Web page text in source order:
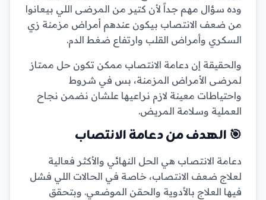
وده سؤال مهم جداً لأن كتير من المرضى اللي بيعانوا
من ضعف الانتصاب بيكون عندهم أمراض مزمنة زي
السكري وأمراض القلب وارتفاع ضغط الدم.
والحقيقة إن دعامة الانتصاب ممكن تكون حل ممتاز
لمرضى الأمراض المزمنة، بس في شروط
واحتياطات معينة لازم نراعيها علشان نضمن نجاح
العملية وسلامة المريض.
🎯 الهدف من دعامة الانتصاب
دعامة الانتصاب هي الحل النهائي والأكثر فعالية
لعلاج ضعف الانتصاب، خاصة في الحالات اللي فشل
فيها العلاج بالأدوية والحقن الموضعي. وبتحقق